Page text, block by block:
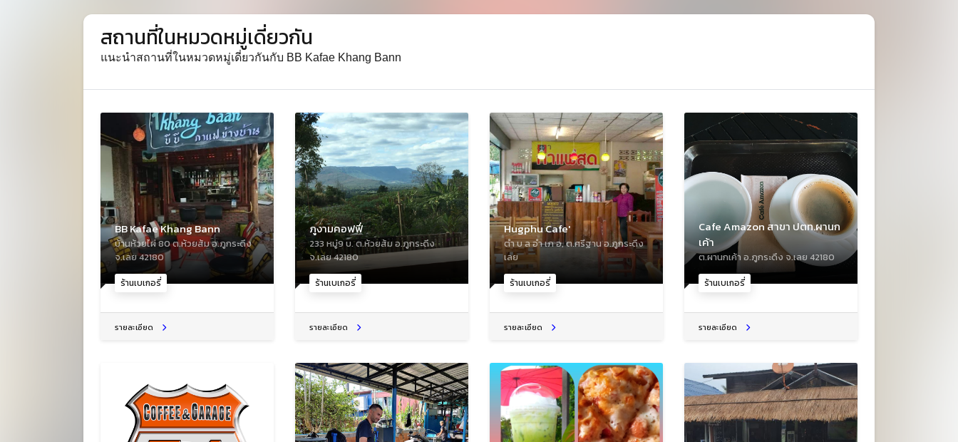
สถานที่ในหมวดหมู่เดี่ยวกัน
แนะนำสถานที่ในหมวดหมู่เดี่ยวกันกับ BB Kafae Khang Bann
ร้านเบเกอรี่
BB Kafae Khang Bann
บ้านห้วยไผ่ 80 ต.ห้วยส้ม อ.ภูกระดึง
จ.เลย 42180
รายละเอียด
ร้านเบเกอรี่
ภูงามคอฟฟี่
233 หมู่9 บ. ต.ห้วยส้ม อ.ภูกระดึง
จ.เลย 42180
รายละเอียด
ร้านเบเกอรี่
Hugphu Cafe'
ตํา บ ล อํา เภ อ, ต.ศรีฐาน อ.ภูกระดึง
เลย
รายละเอียด
ร้านเบเกอรี่
Cafe Amazon สาขา ปตท.ผานก
เค้า
ต.ผานกเค้า อ.ภูกระดึง จ.เลย 42180
รายละเอียด